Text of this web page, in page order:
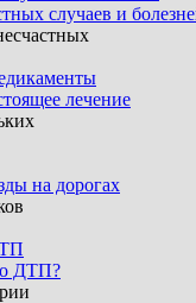
случаев и
лечение
на дорогах
ДТП?